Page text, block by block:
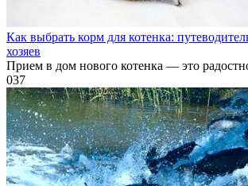
Как выбрать корм для котенка:
хозяев
Прием в дом нового котенка — это
037